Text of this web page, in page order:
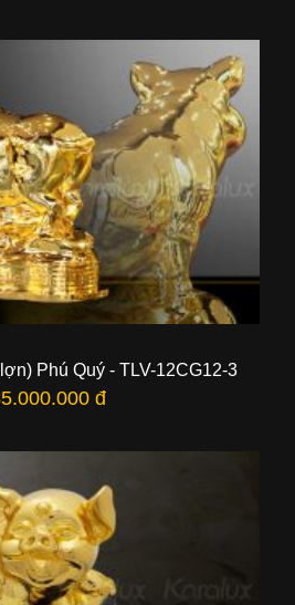
Phú Quý - TLV-12CG12-3
đ